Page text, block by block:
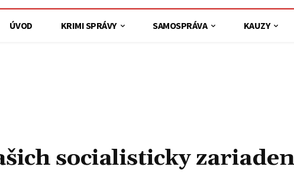
ÚVOD KRIMI SPRÁVY SAMOSPRÁVA KAUZY
socialisticky